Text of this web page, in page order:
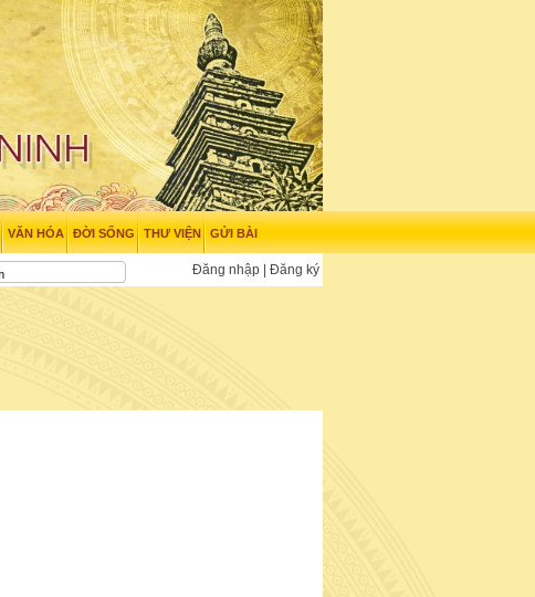
VĂN HÓA ĐỜI SỐNG THƯ VIỆN GỬI BÀI
Đăng nhập Đăng ký